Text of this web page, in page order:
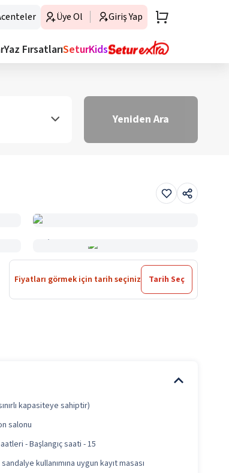
Üye Ol Giriş Yap
Yaz FırsatlarıSeturKids
Yeniden Ara
Fiyatları görmek için tarih seçiniz Tarih Seç
kapasiteye sahiptir)
salonu
- Başlangıç saati - 15
kullanımına uygun kayıt masası